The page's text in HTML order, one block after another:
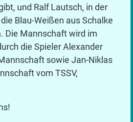
und Ralf Lautsch, in der
Blau-Weißen aus Schalke
Die Mannschaft wird im
die Spieler Alexander
sowie Jan-Niklas
vom TSSV,